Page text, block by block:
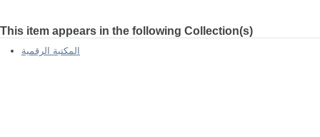
This item appears in the following Collection(s)
المكتبة الرقمية